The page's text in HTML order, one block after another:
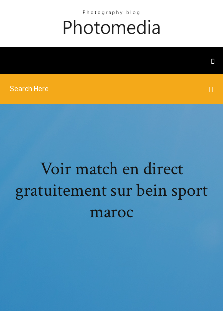
Voir match en direct
gratuitement sur bein sport
maroc